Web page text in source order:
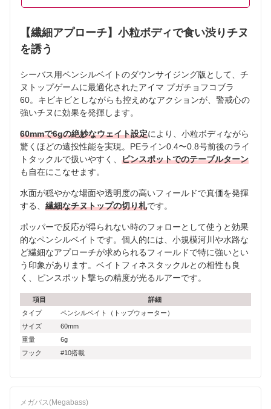
【繊細アプローチ】小粒ボディで食い渋りチヌ
を誘う
シーバス用ペンシルベイトのダウンサイジング版として、チ
ヌトップゲームに最適化されたアイマ プガチョフコブラ
60。キビキビとしながらも控えめなアクションが、警戒心の
強いチヌに効果を発揮します。
60mmで6gの絶妙なウェイト設定により、小粒ボディながら
驚くほどの遠投性能を実現。PEライン0.4〜0.8号前後のライ
トタックルで扱いやすく、 ピンスポットでのテーブルターン
も自在にこなせます。
水面が穏やかな場面や透明度の高いフィールドで真価を発揮
する、 繊細なチヌトップの切り札です。
ポッパーで反応が得られない時のフォローとして使うと効果
的なペンシルベイトです。個人的には、小規模河川や水路な
ど繊細なアプローチが求められるフィールドで特に強いとい
う印象があります。ベイトフィネスタックルとの相性も良
く、ピンスポット撃ちの精度が光るルアーです。
項目
詳細
タイプ
ペンシルベイト（トップウォーター）
サイズ
60mm
重量
6g
フック
#10搭載
メガバス(Megabass)